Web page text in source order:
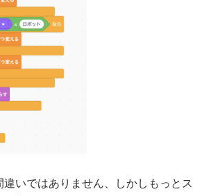
違いではありません、しかしもっとス